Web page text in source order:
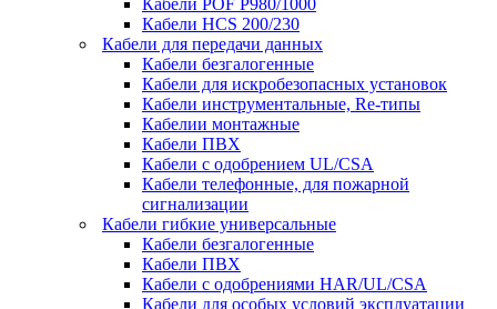
Кабели HCS 200/230
Кабели для передачи данных
Кабели безгалогенные
Кабели для искробезопасных установок
Кабели инструментальные, Re-типы
Кабелии монтажные
Кабели ПВХ
Кабели с одобрением UL/CSA
Кабели телефонные, для пожарной
сигнализации
Кабели гибкие универсальные
Кабели безгалогенные
Кабели ПВХ
Кабели с одобрениями HAR/UL/CSA
Кабели для особых условий эксплуатации